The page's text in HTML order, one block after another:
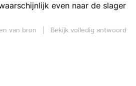
even naar de slager
van bron
Bekijk volledig antwoord